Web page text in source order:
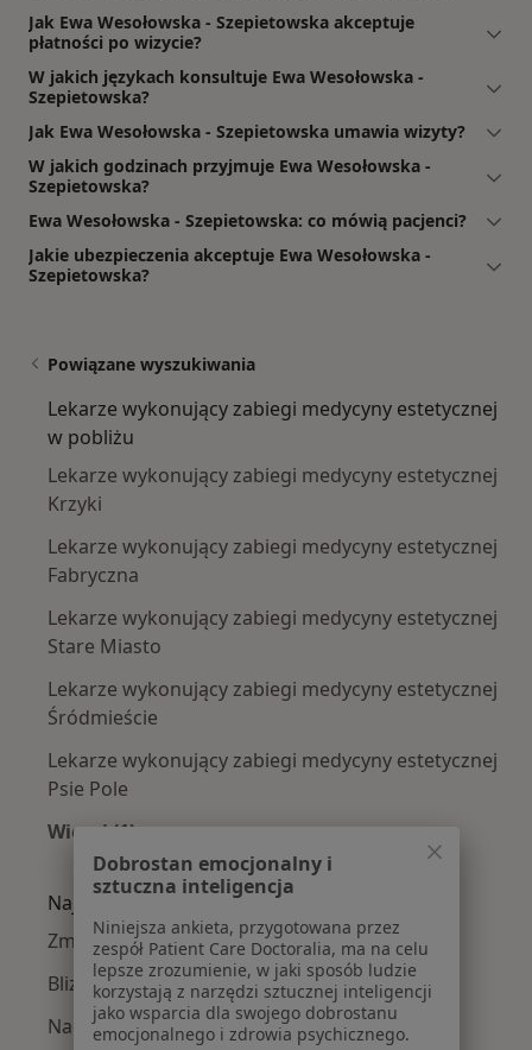
Jak Ewa Wesołowska - Szepietowska akceptuje
płatności po wizycie?
W jakich językach konsultuje Ewa Wesołowska -
Szepietowska?
Jak Ewa Wesołowska - Szepietowska umawia wizyty?
W jakich godzinach przyjmuje Ewa Wesołowska -
Szepietowska?
Ewa Wesołowska - Szepietowska: co mówią pacjenci?
Jakie ubezpieczenia akceptuje Ewa Wesołowska -
Szepietowska?
Powiązane wyszukiwania
Lekarze wykonujący zabiegi medycyny estetycznej
w pobliżu
Lekarze wykonujący zabiegi medycyny estetycznej
Krzyki
Lekarze wykonujący zabiegi medycyny estetycznej
Fabryczna
Lekarze wykonujący zabiegi medycyny estetycznej
Stare Miasto
Lekarze wykonujący zabiegi medycyny estetycznej
Śródmieście
Lekarze wykonujący zabiegi medycyny estetycznej
Psie Pole
Więcej (1)
Więcej w kategorii: Lekarze wykonujący
Najczęście leczone choroby
Zmarszczki w Wrocławiu
Blizny w Wrocławiu
Nadpotliwość w Wrocławiu
Dobrostan emocjonalny i
sztuczna inteligencja
Niniejsza ankieta, przygotowana przez
zespół Patient Care Doctoralia, ma na celu
lepsze zrozumienie, w jaki sposób ludzie
korzystają z narzędzi sztucznej inteligencji
jako wsparcia dla swojego dobrostanu
emocjonalnego i zdrowia psychicznego.